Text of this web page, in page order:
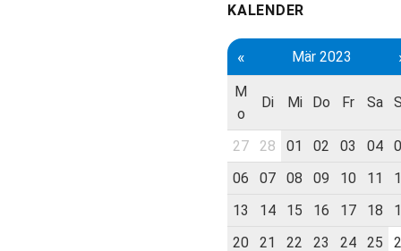
KALENDER
« Mär 2023
M
o
Di Mi Do Fr Sa
27 28 01 02 03 04
06
07 08 09 10 11
13
14 15 16 17 18
20
21 22 23 24 25